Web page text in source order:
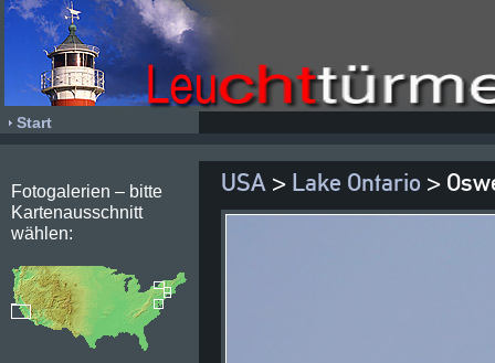
Start
Fotogalerien – bitte
Kartenausschnitt
wählen:
USA > Lake Ontario >